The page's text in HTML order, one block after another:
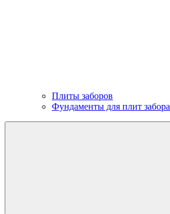
Плиты заборов
Фундаменты для плит забора